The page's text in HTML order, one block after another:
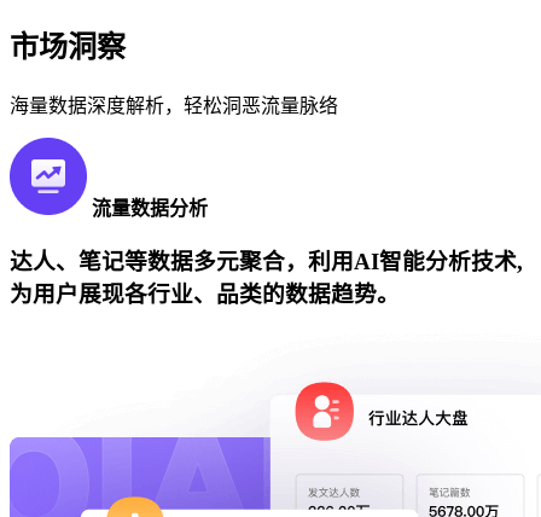
市场洞察
海量数据深度解析，轻松洞恶流量脉络
流量数据分析
达人、笔记等数据多元聚合，利用AI智能分析技术,
为用户展现各行业、品类的数据趋势。